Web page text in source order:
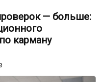
— больше:
карману